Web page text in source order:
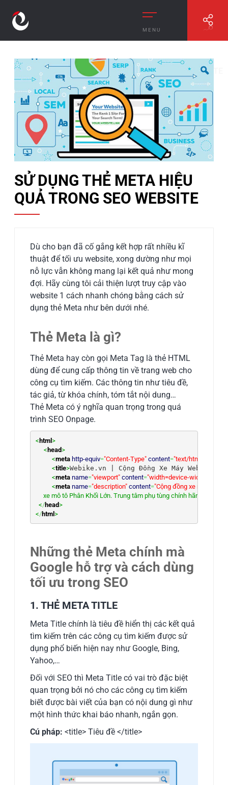
MENU
// SỬ DỤNG THẺ META HIỆU QUẢ TRONG SEO WEBSITE
SỬ DỤNG THẺ META HIỆU
QUẢ TRONG SEO WEBSITE
Dù cho bạn đã cố gắng kết hợp rất nhiều kĩ
thuật để tối ưu website, xong dường như mọi
nỗ lực vẫn không mang lại kết quả như mong
đợi. Hãy cùng tôi cải thiện lượt truy cập vào
website 1 cách nhanh chóng bằng cách sử
dụng thẻ Meta như bên dưới nhé.
Thẻ Meta là gì?
Thẻ Meta hay còn gọi Meta Tag là thẻ HTML
dùng để cung cấp thông tin về trang web cho
công cụ tìm kiếm. Các thông tin như tiêu đề,
tác giả, từ khóa chính, tóm tắt nội dung…
Thẻ Meta có ý nghĩa quan trọng trong quá
trình SEO Onpage.
<html>
<head>
<meta http-equiv="Content-Type" content="text/
<title>Webike.vn | Cộng Đồng Xe Máy Webike
<meta name="viewport" content="width=device-width, initial-
<meta name="description" content="Cộng đồng xe máy
xe mô tô Phân Khối Lớn. Trung tâm phụ tùng chính hãng và chợ
  <
/head>
</html>
Những thẻ Meta chính mà
Google hỗ trợ và cách dùng
tối ưu trong SEO
1. THẺ META TITLE
Meta Title chính là tiêu đề hiển thị các kết quả
tìm kiếm trên các công cụ tìm kiếm được sử
dụng phổ biến hiện nay như Google, Bing,
Yahoo,…
Đối với SEO thì Meta Title có vai trò đặc biệt
quan trọng bởi nó cho các công cụ tìm kiếm
biết được bài viết của bạn có nội dung gì như
một hình thức khai báo nhanh, ngắn gọn.
Cú pháp: <title> Tiêu đề </title>